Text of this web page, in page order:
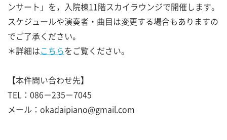
ンサート」を，入院棟11階スカイラウンジで開催します。
スケジュールや演奏者・曲目は変更する場合もありますの
でご了承ください。
＊詳細はこちらをご覧ください。
【本件問い合わせ先】
TEL：086－235－7045
メール：okadaipiano@gmail.com